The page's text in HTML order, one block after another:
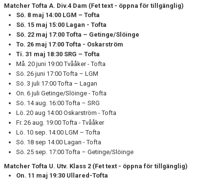
Matcher Tofta A. Div.4 Dam (Fet text - öppna för tillgänglig)
Sö. 8 maj 14:00 LGM – Tofta
Sö. 15 maj 15:00 Lagan - Tofta
Sö. 22 maj 17:00 Tofta – Getinge/Slöinge
To. 26 maj 17:00 Tofta - Oskarström
Ti. 31 maj 18:30 SRG – Tofta
Må. 20 juni 19:00 Tvååker - Tofta
Sö. 26 juni 17:00 Tofta – LGM
Sö. 3 juli 17:00 Tofta – Lagan
On. 6 juli Getinge/Slöinge - Tofta
Sö. 14 aug. 16:00 Tofta – SRG
Lö. 20 aug 14:00 Oskarström - Tofta
Fr. 26 aug. 19:00 Tofta - Tvååker
Lö. 10 sep. 14:00 LGM – Tofta
Sö. 18 sep 14:00 Lagan - Tofta
Sö. 25 sep. 17:00 Tofta – Getinge/Slöinge
Matcher Tofta U. Utv. Klass 2 (Fet text - öppna för tillgänglig)
On. 11 maj 19:30 Ullared-Tofta